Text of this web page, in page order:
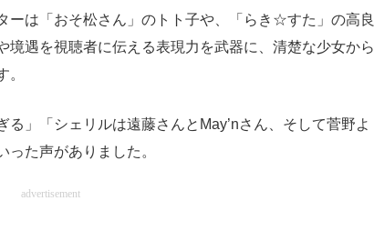
は「おそ松さん」のトト子や、「らき☆すた」の高良
遇を視聴者に伝える表現力を武器に、清楚な少女から
。
」「シェリルは遠藤さんとMay’nさん、そして菅野よ
った声がありました。
advertisement